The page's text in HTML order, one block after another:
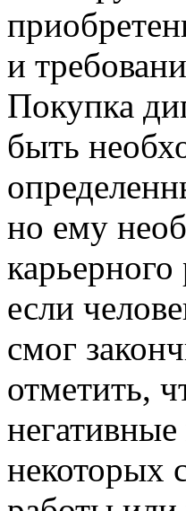
и
Покупка
быть
но ему
если
смог
отметить,
некоторых